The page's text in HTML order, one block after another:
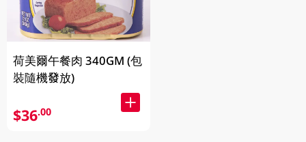
荷美爾午餐肉 340GM (包
裝隨機發放)
$36.00